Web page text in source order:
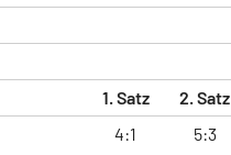
1. Satz 2. Satz
4:1 5:3